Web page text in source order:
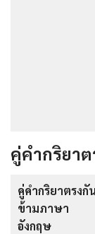
คู่คำกริยา
คู่คำกริยาตรงกัน
ข้ามภาษา
อังกฤษ